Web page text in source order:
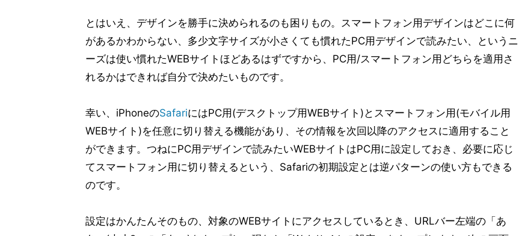
とはいえ、デザインを勝手に決められるのも困りもの。スマートフォン用デザインはどこに何
があるかわからない、多少文字サイズが小さくても慣れたPC用デザインで読みたい、というニ
ーズは使い慣れたWEBサイトほどあるはずですから、PC用/スマートフォン用どちらを適用さ
れるかはできれば自分で決めたいものです。
幸い、iPhoneのSafariにはPC用(デスクトップ用WEBサイト)とスマートフォン用(モバイル用
WEBサイト)を任意に切り替える機能があり、その情報を次回以降のアクセスに適用すること
ができます。つねにPC用デザインで読みたいWEBサイトはPC用に設定しておき、必要に応じ
てスマートフォン用に切り替えるという、Safariの初期設定とは逆パターンの使い方もできる
のです。
設定はかんたんそのもの、対象のWEBサイトにアクセスしているとき、URLバー左端の「あ